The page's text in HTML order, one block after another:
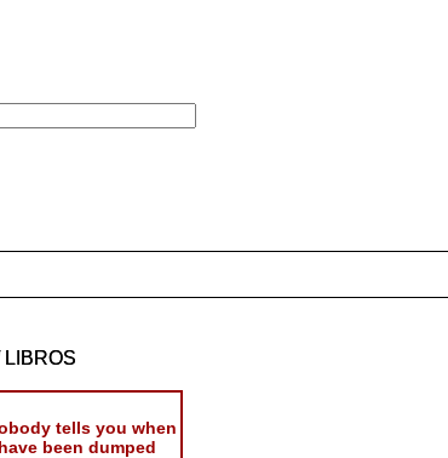
LIBROS
tells you when
been dumped